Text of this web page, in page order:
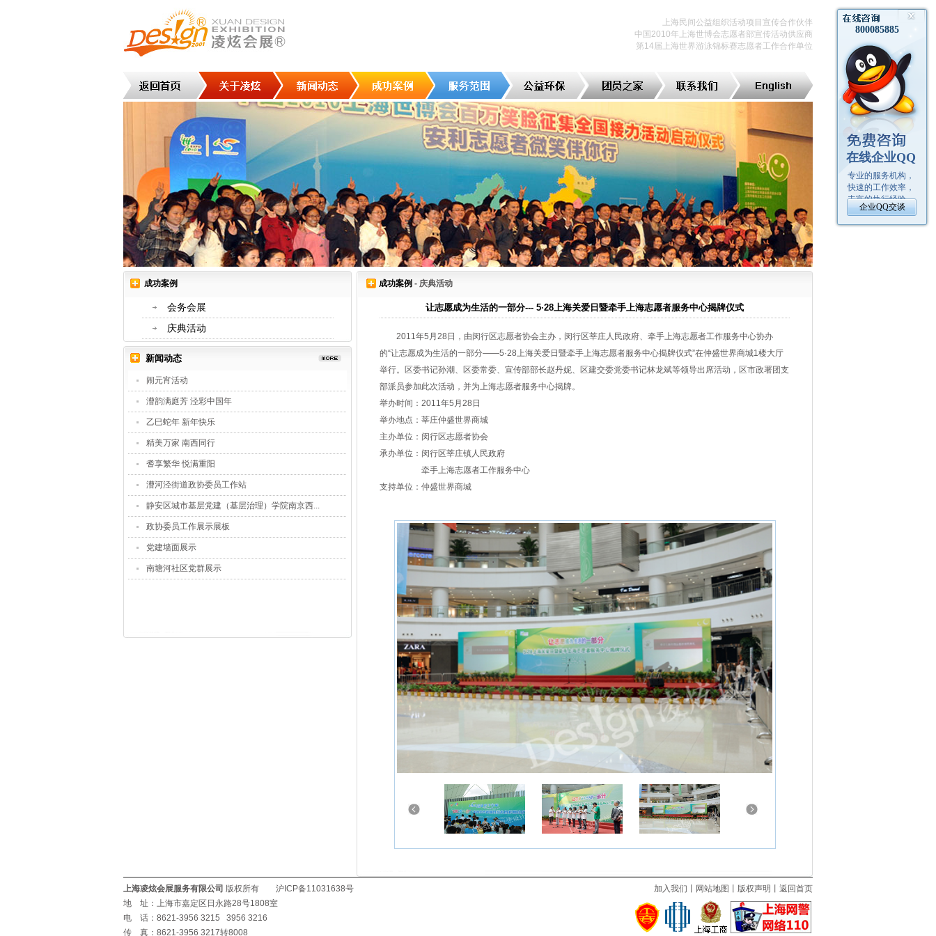
上海民间公益组织活动项目宣传合作伙伴
中国2010年上海世博会志愿者部宣传活动供应商
第14届上海世界游泳锦标赛志愿者工作合作单位
成功案例
会务会展
庆典活动
新闻动态
闹元宵活动
漕韵满庭芳 泾彩中国年
乙巳蛇年 新年快乐
精美万家 南西同行
耆享繁华 悦满重阳
漕河泾街道政协委员工作站
静安区城市基层党建（基层治理）学院南京西...
政协委员工作展示展板
党建墙面展示
南塘河社区党群展示
成功案例 - 庆典活动
让志愿成为生活的一部分--- 5·28上海关爱日暨牵手上海志愿者服务中心揭牌仪式
2011年5月28日，由闵行区志愿者协会主办，闵行区莘庄人民政府、牵手上海志愿者工作服务中心协办
的“让志愿成为生活的一部分——5·28上海关爱日暨牵手上海志愿者服务中心揭牌仪式”在仲盛世界商城1楼大厅
举行。区委书记孙潮、区委常委、宣传部部长赵丹妮、区建交委党委书记林龙斌等领导出席活动，区市政署团支
部派员参加此次活动，并为上海志愿者服务中心揭牌。
举办时间：2011年5月28日
举办地点：莘庄仲盛世界商城
主办单位：闵行区志愿者协会
承办单位：闵行区莘庄镇人民政府
牵手上海志愿者工作服务中心
支持单位：仲盛世界商城
上海凌炫会展服务有限公司 版权所有 沪ICP备11031638号
地 址：上海市嘉定区日永路28号1808室
电 话：8621-3956 3215 3956 3216
传 真：8621-3956 3217转8008
加入我们 网站地图 版权声明 返回首页